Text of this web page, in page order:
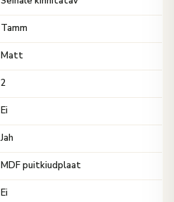
Tamm
Matt
2
Ei
Jah
MDF puitkiudplaat
Ei